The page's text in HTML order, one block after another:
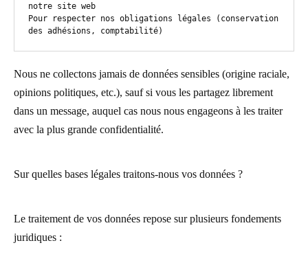
notre site web
Pour respecter nos obligations légales (conservation
des adhésions, comptabilité)
Nous ne collectons jamais de données sensibles (origine raciale,
opinions politiques, etc.), sauf si vous les partagez librement
dans un message, auquel cas nous nous engageons à les traiter
avec la plus grande confidentialité.
Sur quelles bases légales traitons-nous vos données ?
Le traitement de vos données repose sur plusieurs fondements
juridiques :